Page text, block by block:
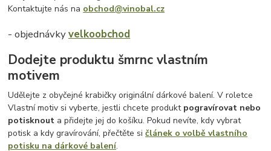
Kontaktujte nás na obchod@vinobal.cz
- objednávkyvelkoobchod
Dodejte produktu šmrnc vlastním
motivem
Udělejte z obyčejné krabičky originální dárkové balení. V roletce
Vlastní motiv si vyberte, jestli chcete produkt pogravírovat nebo
potisknout a přidejte jej do košíku. Pokud nevíte, kdy vybrat
potisk a kdy gravírování, přečtěte sičlánek o volbě vlastního
potisku na dárkové balení.